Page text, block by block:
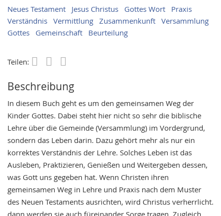
Neues Testament Jesus Christus Gottes Wort
Praxis
Verständnis Vermittlung Zusammenkunft Versammlung
Gottes
Gemeinschaft Beurteilung
Teilen:
Beschreibung
In diesem Buch geht es um den gemeinsamen Weg der
Kinder Gottes. Dabei steht hier nicht so sehr die biblische
Lehre über die Gemeinde (Versammlung) im Vordergrund,
sondern das Leben darin. Dazu gehört mehr als nur ein
korrektes Verständnis der Lehre. Solches Leben ist das
Ausleben, Praktizieren, Genießen und Weitergeben dessen,
was Gott uns gegeben hat. Wenn Christen ihren
gemeinsamen Weg in Lehre und Praxis nach dem Muster
des Neuen Testaments ausrichten, wird Christus verherrlicht.
dann werden sie auch füreinander Sorge tragen. Zugleich